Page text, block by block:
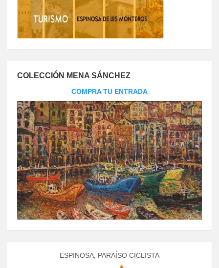
COLECCIÓN MENA SÁNCHEZ
COMPRA TU ENTRADA
ESPINOSA, PARAÍSO CICLISTA